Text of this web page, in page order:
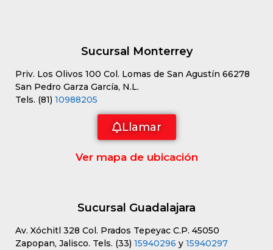
Sucursal Monterrey
Priv. Los Olivos 100 Col. Lomas de San Agustín 66278
San Pedro Garza García, N.L.
Tels. (81) 10988205
Llamar
Ver mapa de ubicación
Sucursal Guadalajara
Av. Xóchitl 328 Col. Prados Tepeyac C.P. 45050
Zapopan, Jalisco. Tels. (33) 15940296 y 15940297